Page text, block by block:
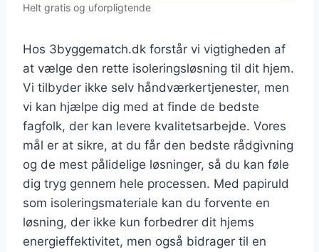
Helt gratis og uforpligtende
Hos 3byggematch.dk forstår vi vigtigheden af
at vælge den rette isoleringsløsning til dit hjem.
Vi tilbyder ikke selv håndværkertjenester, men
vi kan hjælpe dig med at finde de bedste
fagfolk, der kan levere kvalitetsarbejde. Vores
mål er at sikre, at du får den bedste rådgivning
og de mest pålidelige løsninger, så du kan føle
dig tryg gennem hele processen. Med papiruld
som isoleringsmateriale kan du forvente en
løsning, der ikke kun forbedrer dit hjems
energieffektivitet, men også bidrager til en